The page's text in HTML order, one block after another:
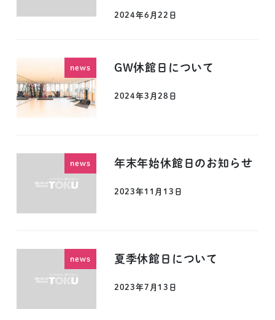
2024年6月22日
news GW休館日について
2024年3月28日
news 年末年始休館日のお知らせ
2023年11月13日
news 夏季休館日について
2023年7月13日